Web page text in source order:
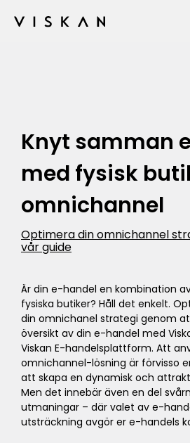
Knyt samman
med fysisk
omnichannel
Optimera din omnichannel
vår guide
Är din e-handel en kombination
fysiska butiker? Håll det enkelt.
din omnichanel strategi genom
översikt av din e-handel med
Viskan E-handelsplattform. Att
omnichannel-lösning är förvisso
att skapa en dynamisk och
Men det innebär även en del
utmaningar – där valet av e-
utsträckning avgör er e-handels